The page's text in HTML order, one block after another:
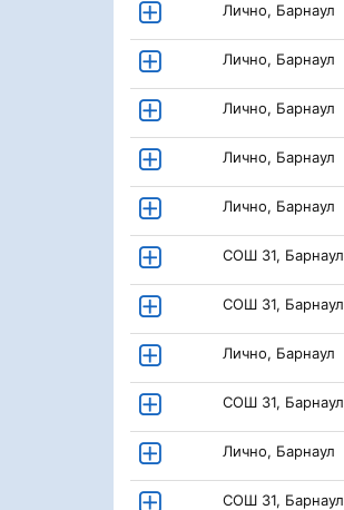
Лично, Барнаул
Лично, Барнаул
Лично, Барнаул
Лично, Барнаул
Лично, Барнаул
СОШ 31, Барнаул
СОШ 31, Барнаул
Лично, Барнаул
СОШ 31, Барнаул
Лично, Барнаул
СОШ 31, Барнаул